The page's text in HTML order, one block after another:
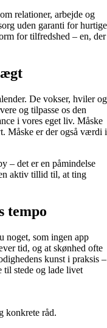
relationer, arbejde og
uden garanti for hurtige
for tilfredshed – en, der
De vokser, hviler og
og tilpasse os den
i vores eget liv. Måske
Måske er der også værdi i
– det er en påmindelse
aktiv tillid til, at ting
tempo
noget, som ingen app
tid, og at skønhed ofte
kunst i praksis –
stede og lade livet
konkrete råd.